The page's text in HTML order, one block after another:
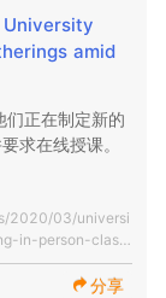
amid
们正在制定新的
求在线授课。
2020/03/universi
in-person-class
分享